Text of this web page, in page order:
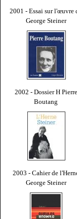
2001 - Essai sur l'œuvre
George Steiner
2002 - Dossier H Pierre
Boutang
2003 - Cahier de
George Steiner